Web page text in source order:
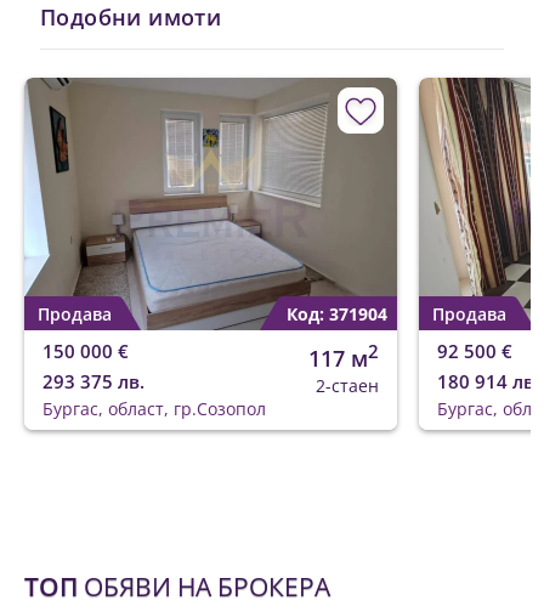
Подобни имоти
Продава Код: 371904
150 000 €
293 375 лв.
117 м2
2-стаен
Бургас, област, гр.Созопол
Продава
92 500 €
180 914 лв.
Бургас,
ТОП ОБЯВИ НА БРОКЕРА